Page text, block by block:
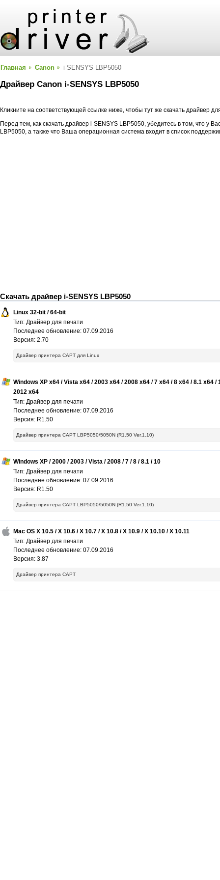
Главная Canon i-SENSYS LBP5050
Драйвер Canon i-SENSYS LBP5050
Кликните на соответствующей ссылке ниже, чтобы тут же скачать драйвер
Перед тем, как скачать драйвер i-SENSYS LBP5050, убедитесь в том, что у
LBP5050, а также что Ваша операционная система входит в список
Скачать драйвер i-SENSYS LBP5050
Linux 32-bit / 64-bit
Тип: Драйвер для печати
Последнее обновление: 07.09.2016
Версия: 2.70
Драйвер принтера CAPT для Linux
Windows XP x64 / Vista x64 / 2003 x64 / 2008 x64 / 7 x64 / 8 x64 / 8.1 x64 /
2012 x64
Тип: Драйвер для печати
Последнее обновление: 07.09.2016
Версия: R1.50
Драйвер принтера CAPT LBP5050/5050N (R1.50 Ver.1.10)
Windows XP / 2000 / 2003 / Vista / 2008 / 7 / 8 / 8.1 / 10
Тип: Драйвер для печати
Последнее обновление: 07.09.2016
Версия: R1.50
Драйвер принтера CAPT LBP5050/5050N (R1.50 Ver.1.10)
Mac OS X 10.5 / X 10.6 / X 10.7 / X 10.8 / X 10.9 / X 10.10 / X 10.11
Тип: Драйвер для печати
Последнее обновление: 07.09.2016
Версия: 3.87
Драйвер принтера CAPT